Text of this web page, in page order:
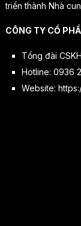
triển thành Nhà
CÔNG TY CỔ
Tổng đài
Hotline: 0936
Website: